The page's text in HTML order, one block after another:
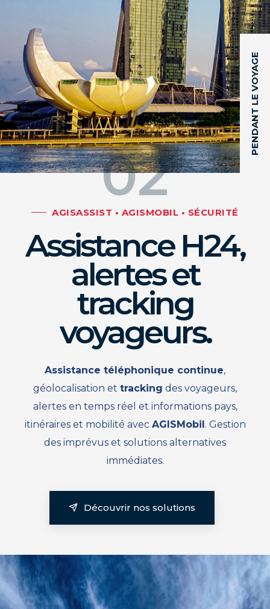
02
PENDANT LE VOYAGE
AGISASSIST • AGISMOBIL • SÉCURITÉ
Assistance H24,
alertes et
tracking
voyageurs.
Assistance téléphonique continue,
géolocalisation et tracking des voyageurs,
alertes en temps réel et informations pays,
itinéraires et mobilité avec AGISMobil. Gestion
des imprévus et solutions alternatives
immédiates.
Découvrir nos solutions